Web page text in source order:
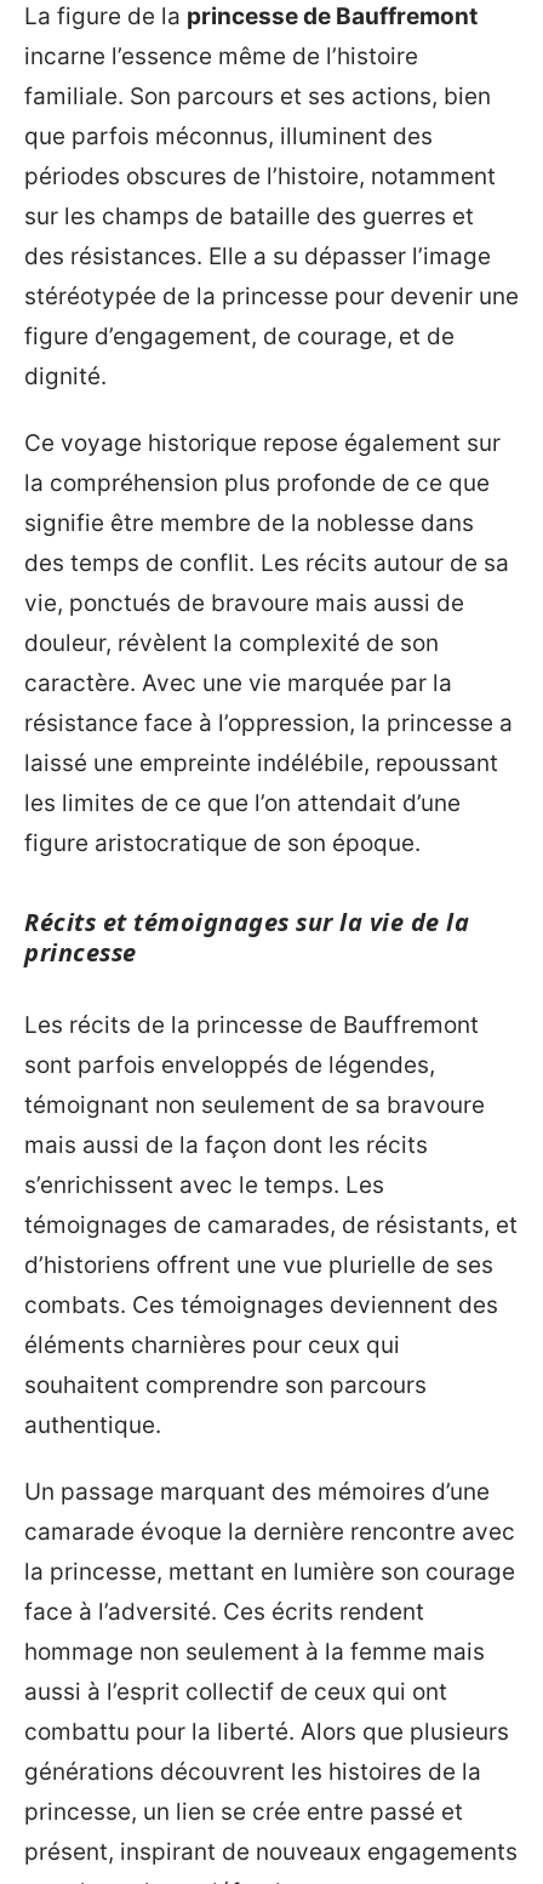
La figure de la princesse de Bauffremont
incarne l’essence même de l’histoire
familiale. Son parcours et ses actions, bien
que parfois méconnus, illuminent des
périodes obscures de l’histoire, notamment
sur les champs de bataille des guerres et
des résistances. Elle a su dépasser l’image
stéréotypée de la princesse pour devenir une
figure d’engagement, de courage, et de
dignité.
Ce voyage historique repose également sur
la compréhension plus profonde de ce que
signifie être membre de la noblesse dans
des temps de conflit. Les récits autour de sa
vie, ponctués de bravoure mais aussi de
douleur, révèlent la complexité de son
caractère. Avec une vie marquée par la
résistance face à l’oppression, la princesse a
laissé une empreinte indélébile, repoussant
les limites de ce que l’on attendait d’une
figure aristocratique de son époque.
Récits et témoignages sur la vie de la
princesse
Les récits de la princesse de Bauffremont
sont parfois enveloppés de légendes,
témoignant non seulement de sa bravoure
mais aussi de la façon dont les récits
s’enrichissent avec le temps. Les
témoignages de camarades, de résistants, et
d’historiens offrent une vue plurielle de ses
combats. Ces témoignages deviennent des
éléments charnières pour ceux qui
souhaitent comprendre son parcours
authentique.
Un passage marquant des mémoires d’une
camarade évoque la dernière rencontre avec
la princesse, mettant en lumière son courage
face à l’adversité. Ces écrits rendent
hommage non seulement à la femme mais
aussi à l’esprit collectif de ceux qui ont
combattu pour la liberté. Alors que plusieurs
générations découvrent les histoires de la
princesse, un lien se crée entre passé et
présent, inspirant de nouveaux engagements